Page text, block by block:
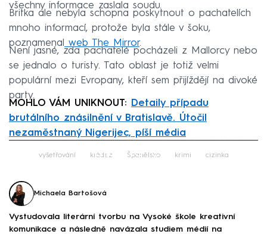
všechny informace zaslala soudu.
Britka ale nebyla schopna poskytnout o pachatelích
mnoho informací, protože byla stále v šoku,
poznamenal web The Mirror.
Není jasné, zda pachatelé pocházeli z Mallorcy nebo
se jednalo o turisty. Tato oblast je totiž velmi
populární mezi Evropany, kteří sem přijíždějí na divoké
party.
MOHLO VÁM UNIKNOUT: Detaily případu
brutálního znásilnění v Bratislavě. Útočil
nezaměstnaný Nigerijec, píší média
Failed to fetch
vyšetřování krádež Španělsko krimi cizinka
Michaela Bartošová
Vystudovala literární tvorbu na Vysoké škole kreativní
komunikace a následně navázala studiem médií na